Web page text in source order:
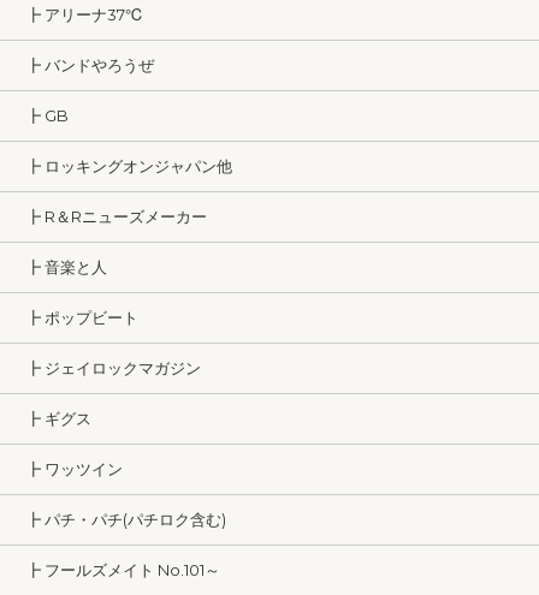
┣ アリーナ37℃
┣ バンドやろうぜ
┣ GB
┣ ロッキングオンジャパン他
┣ R＆Rニューズメーカー
┣ 音楽と人
┣ ポップビート
┣ ジェイロックマガジン
┣ ギグス
┣ ワッツイン
┣ パチ・パチ(パチロク含む)
┣ フールズメイト No.101～